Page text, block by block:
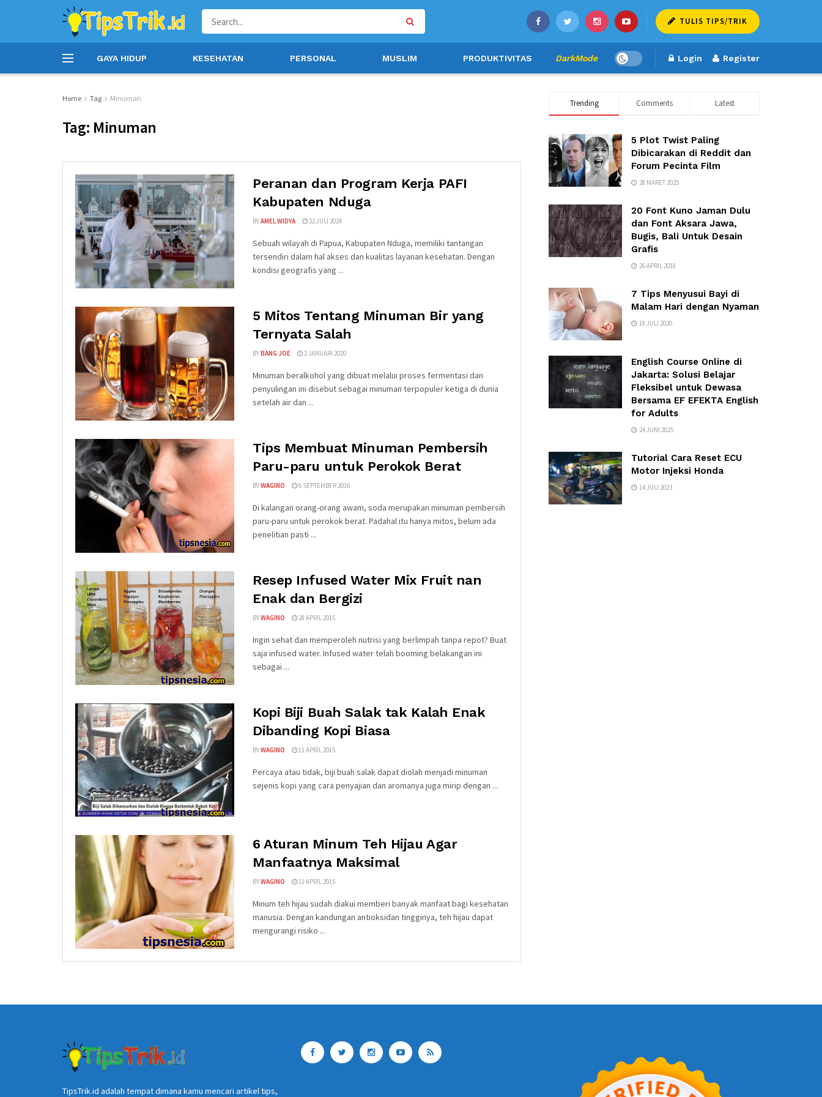
TULIS TIPS/TRIK
GAYA HIDUP KESEHATAN PERSONAL MUSLIM PRODUKTIVITAS DarkMode Login Register
Home Tag Minuman
Tag: Minuman
Peranan dan Program Kerja PAFI
Kabupaten Nduga
BYAMEL WIDYA 22 JULI 2024
Sebuah wilayah di Papua, Kabupaten Nduga, memiliki tantangan
tersendiri dalam hal akses dan kualitas layanan kesehatan. Dengan
kondisi geografis yang ...
5 Mitos Tentang Minuman Bir yang
Ternyata Salah
BYBANG JOE 2 JANUARI 2020
Minuman beralkohol yang dibuat melalui proses fermentasi dan
penyulingan ini disebut sebagai minuman terpopuler ketiga di dunia
setelah air dan ...
Tips Membuat Minuman Pembersih
Paru-paru untuk Perokok Berat
BYWAGINO 6 SEPTEMBER 2016
Di kalangan orang-orang awam, soda merupakan minuman pembersih
paru-paru untuk perokok berat. Padahal itu hanya mitos, belum ada
penelitian pasti ...
Resep Infused Water Mix Fruit nan
Enak dan Bergizi
BYWAGINO 28 APRIL 2015
Ingin sehat dan memperoleh nutrisi yang berlimpah tanpa repot? Buat
saja infused water. Infused water telah booming belakangan ini
sebagai ...
Kopi Biji Buah Salak tak Kalah Enak
Dibanding Kopi Biasa
BYWAGINO 11 APRIL 2015
Percaya atau tidak, biji buah salak dapat diolah menjadi minuman
sejenis kopi yang cara penyajian dan aromanya juga mirip dengan ...
6 Aturan Minum Teh Hijau Agar
Manfaatnya Maksimal
BYWAGINO 11 APRIL 2015
Minum teh hijau sudah diakui memberi banyak manfaat bagi kesehatan
manusia. Dengan kandungan antioksidan tingginya, teh hijau dapat
mengurangi risiko ...
Trending Comments Latest
5 Plot Twist Paling
Dibicarakan di Reddit dan
Forum Pecinta Film
28 MARET 2025
20 Font Kuno Jaman Dulu
dan Font Aksara Jawa,
Bugis, Bali Untuk Desain
Grafis
26 APRIL 2018
7 Tips Menyusui Bayi di
Malam Hari dengan Nyaman
18 JULI 2020
English Course Online di
Jakarta: Solusi Belajar
Fleksibel untuk Dewasa
Bersama EF EFEKTA English
for Adults
24 JUNI 2025
Tutorial Cara Reset ECU
Motor Injeksi Honda
14 JULI 2023
TipsTrik.id adalah tempat dimana kamu mencari artikel tips,